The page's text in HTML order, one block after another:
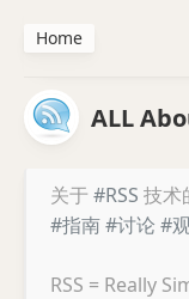
ALL
关于 #RSS 技术
#指南#讨论 #
RSS = Really
Home